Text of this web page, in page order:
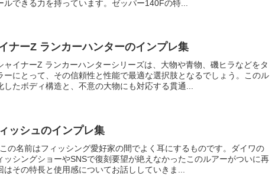
できる力を持っています。ゼッパー140Fの特...
ナーZ ランカーハンターのインプレ集
ャイナーZ ランカーハンターシリーズは、大物や青物、磯ヒラなどをタ
ーにとって、その信頼性と性能で最適な選択肢となるでしょう。このル
したボディ構造と、不意の大物にも対応する貫通...
ッシュのインプレ集
の名前はフィッシング愛好家の間でよく耳にするものです。ダイワの
ッシングショーやSNSで復刻要望が絶えなかったこのルアーがついに再
その特長と使用感についてお話ししていきま...